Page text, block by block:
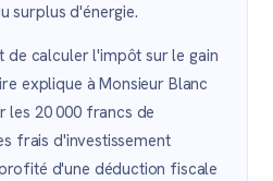
surplus d'énergie.
de calculer l'impôt sur le gain
explique à Monsieur Blanc
les 20 000 francs de
frais d'investissement
d'une déduction fiscale